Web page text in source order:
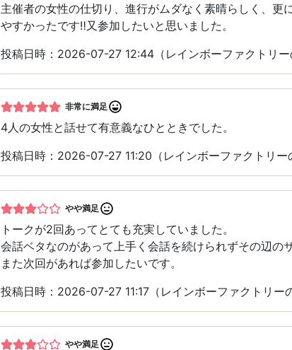
主催者の女性の仕切り、進行がムダなく素晴らしく、更
やすかったです‼️又参加したいと思いました。
投稿日時：2026-07-27 12:44（レインボーファクトリー
非常に満足
4人の女性と話せて有意義なひとときでした。
投稿日時：2026-07-27 11:20（レインボーファクトリー
やや満足
トークが2回あってとても充実していました。
会話ベタなのがあって上手く会話を続けられずその辺の
また次回があれば参加したいです。
投稿日時：2026-07-27 11:17（レインボーファクトリー
やや満足